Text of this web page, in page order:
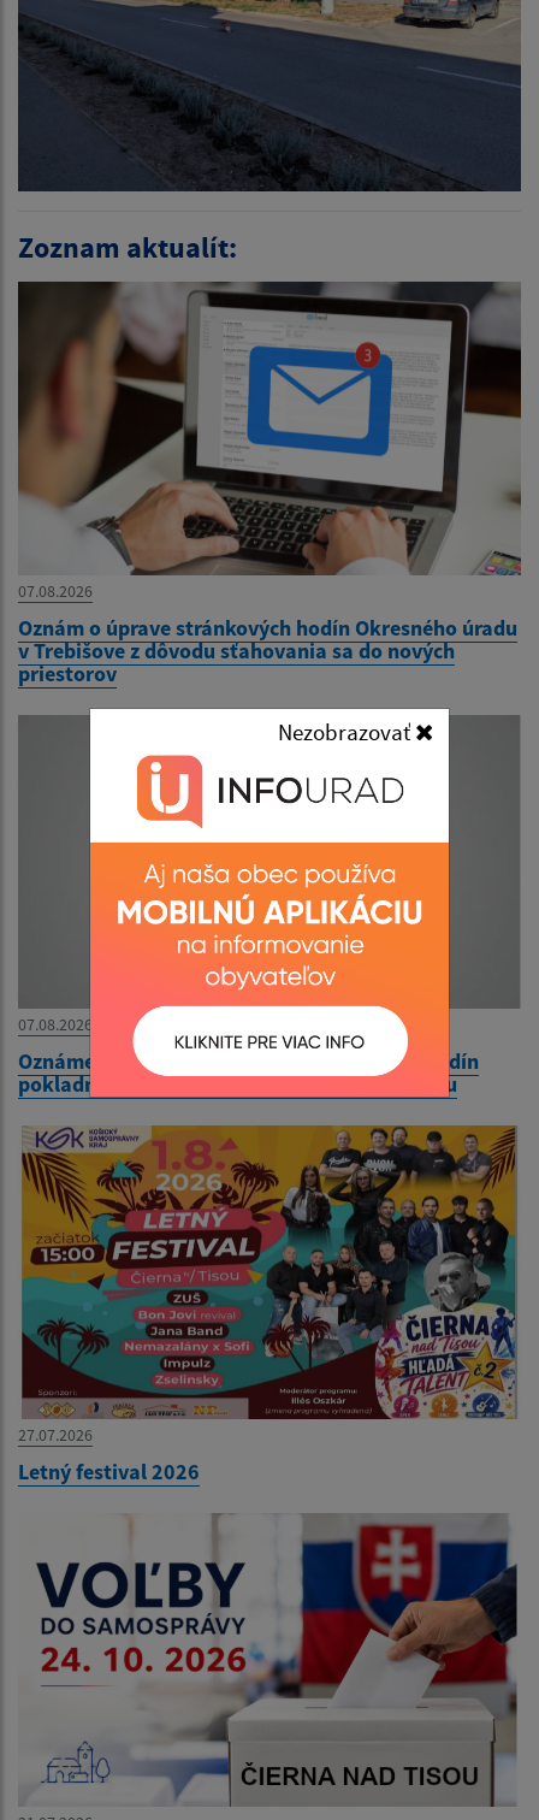
Zoznam aktualít:
07.08.2026
Oznám o úprave stránkových hodín Okresného úradu
v Trebišove z dôvodu sťahovania sa do nových
priestorov
07.08.2026
Oznámenie o dočasnej úprave stránkových hodín
pokladne Mestského úradu v Čiernej nad Tisou
27.07.2026
Letný festival 2026
Nezobrazovať